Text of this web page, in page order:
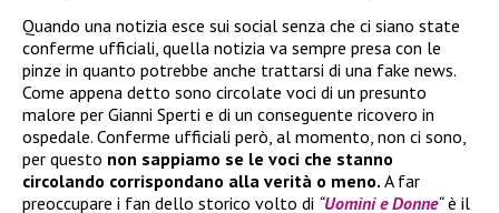
Quando una notizia esce sui social senza che ci siano state
conferme ufficiali, quella notizia va sempre presa con le
pinze in quanto potrebbe anche trattarsi di una fake news.
Come appena detto sono circolate voci di un presunto
malore per Gianni Sperti e di un conseguente ricovero in
ospedale. Conferme ufficiali però, al momento, non ci sono,
per questo non sappiamo se le voci che stanno
circolando corrispondano alla verità o meno. A far
preoccupare i fan dello storico volto di “Uomini e Donne“è il